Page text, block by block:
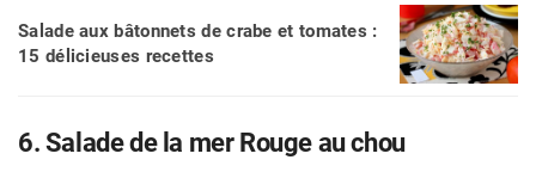
Salade aux bâtonnets de crabe et tomates :
15 délicieuses recettes
6. Salade de la mer Rouge au chou